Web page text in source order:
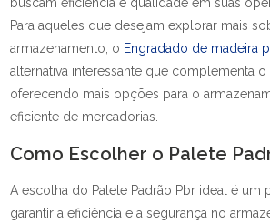
Para aqueles que desejam explorar mais
armazenamento, o Engradado de madeira
alternativa interessante que complementa o
oferecendo mais opções para o
eficiente de mercadorias.
Como Escolher o Palete
A escolha do Palete Padrão Pbr ideal é um
garantir a eficiência e a segurança no